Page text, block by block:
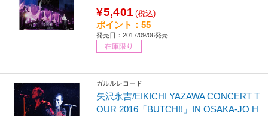
¥5,401 (税込)
ポイント：55
発売日：2017/09/06発売
在庫限り
ガルルレコード
矢沢永吉/EIKICHI YAZAWA CONCERT T
OUR 2016「BUTCH!!」IN OSAKA-JO H